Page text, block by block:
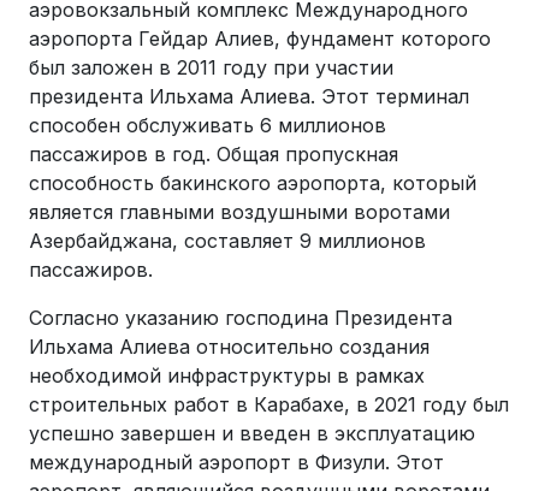
аэровокзальный комплекс Международного
аэропорта Гейдар Алиев, фундамент которого
был заложен в 2011 году при участии
президента Ильхама Алиева. Этот терминал
способен обслуживать 6 миллионов
пассажиров в год. Общая пропускная
способность бакинского аэропорта, который
является главными воздушными воротами
Азербайджана, составляет 9 миллионов
пассажиров.
Согласно указанию господина Президента
Ильхама Алиева относительно создания
необходимой инфраструктуры в рамках
строительных работ в Карабахе, в 2021 году был
успешно завершен и введен в эксплуатацию
международный аэропорт в Физули. Этот